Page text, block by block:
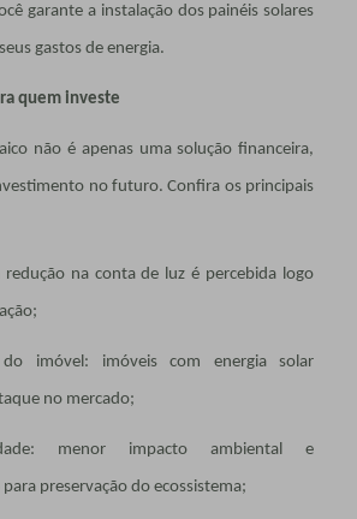
garante a instalação dos painéis solares
gastos de energia.
quem investe
não é apenas uma solução financeira,
no futuro. Confira os principais
redução na conta de luz é percebida logo
do imóvel: imóveis com energia solar
no mercado;
menor impacto ambiental e
preservação do ecossistema;